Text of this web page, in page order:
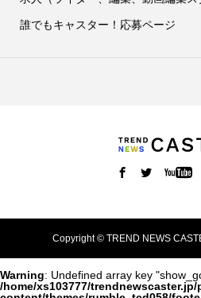
誰でもキャスター！応募ページ
Copyright ©TREND NEWS
Warning: Undefined array key
/home/xs103777/